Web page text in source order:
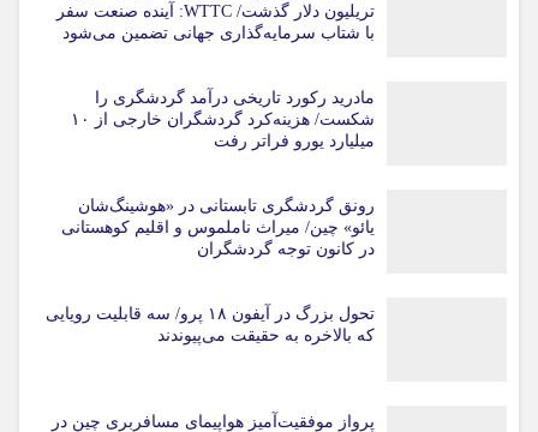
تریلیون دلار گذشت/ WTTC: آینده صنعت سفر
با شتاب سرمایه‌گذاری جهانی تضمین می‌شود
مادرید رکورد تاریخی درآمد گردشگری را
شکست/ هزینه‌کرد گردشگران خارجی از ۱۰
میلیارد یورو فراتر رفت
رونق گردشگری تابستانی در «هوشینگ‌شان
یائو» چین/ میراث ناملموس و اقلیم کوهستانی
در کانون توجه گردشگران
تحول بزرگ در آیفون ۱۸ پرو/ سه قابلیت رویایی
که بالاخره به حقیقت می‌پیوندند
پرواز موفقیت‌آمیز هواپیمای مسافربری چین در